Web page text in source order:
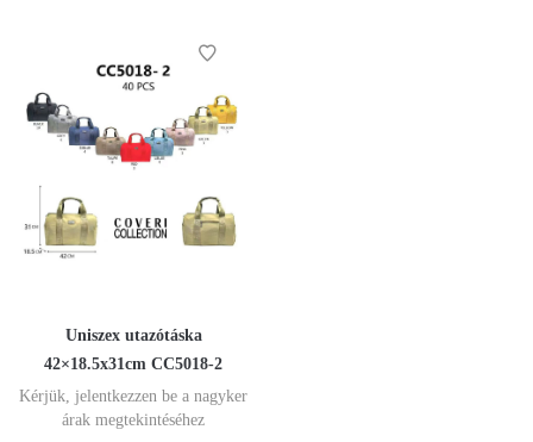
Uniszex utazótáska
42×18.5x31cm CC5018-2
Kérjük, jelentkezzen be a nagyker
árak megtekintéséhez